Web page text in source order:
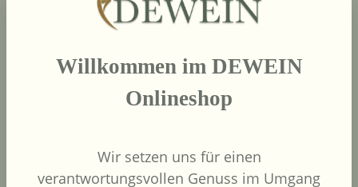
Länder
Neuigkeiten
Willkommen im DEWEIN
Onlineshop
Wir setzen uns für einen
verantwortungsvollen Genuss im Umgang